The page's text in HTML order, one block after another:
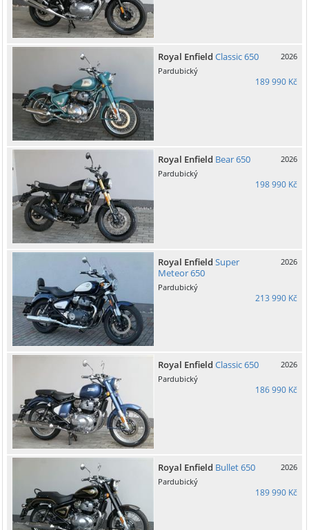
Royal Enfield Classic 650
2026
Pardubický
189 990 Kč
Royal Enfield Bear 650
2026
Pardubický
198 990 Kč
Royal Enfield Super
Meteor 650
2026
Pardubický
213 990 Kč
Royal Enfield Classic 650
2026
Pardubický
186 990 Kč
Royal Enfield Bullet 650
2026
Pardubický
189 990 Kč